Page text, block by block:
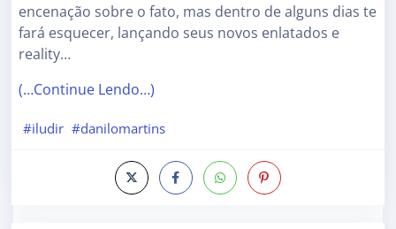
encenação sobre o fato, mas dentro de alguns dias te
fará esquecer, lançando seus novos enlatados e
reality…
(…Continue Lendo…)
#iludir #danilomartins